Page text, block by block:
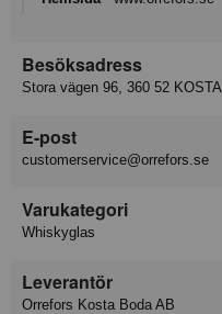
Besöksadress
Stora vägen 96, 360 52 KOSTA
E-post
customerservice@orrefors.se
Varukategori
Whiskyglas
Leverantör
Orrefors Kosta Boda AB